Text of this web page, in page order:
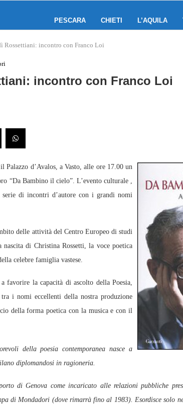
PESCARA CHIETI L’AQUILA
Rossettiani: incontro con Franco Loi
incontro con Franco Loi
d’Avalos, a Vasto, alle ore 17.00 un
“Da Bambino il cielo”. L’evento culturale ,
di incontri d’autore con i grandi nomi
delle attività del Centro Europeo di studi
nascita di Christina Rossetti, la voce poetica
celebre famiglia vastese.
favorire la capacità di ascolto della Poesia,
i nomi eccellenti della nostra produzione
della forma poetica con la musica e con il
della poesia contemporanea nasce a
diplomandosi in ragioneria.
di Genova come incaricato alle relazioni pubbliche
di Mondadori (dove rimarrà fino al 1983). Esordisce solo